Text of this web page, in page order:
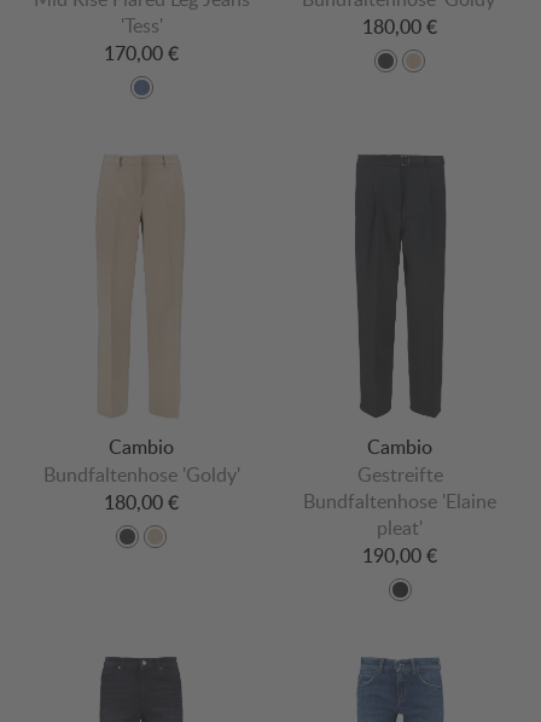
'Tess'
170,00 €
180,00 €
Cambio
Bundfaltenhose 'Goldy'
180,00 €
Cambio
Gestreifte
Bundfaltenhose 'Elaine
pleat'
190,00 €